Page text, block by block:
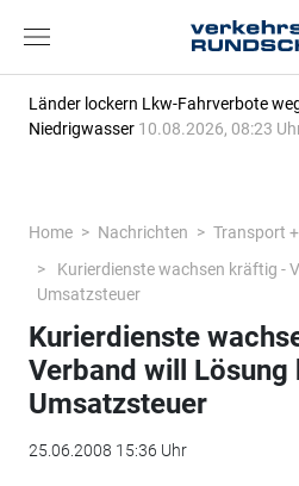
Länder lockern Lkw-Fahrverbote
Niedrigwasser 10.08.2026, 08:23
Home Nachrichten
Transport
Kurierdienste wachsen kräftig -
Umsatzsteuer
Kurierdienste
Verband will Lösung
Umsatzsteuer
25.06.2008 15:36 Uhr